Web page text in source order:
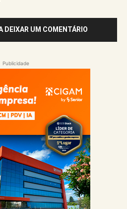
DEIXAR UM COMENTÁRIO
Publicidade